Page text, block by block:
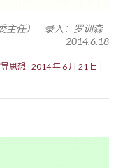
主任） 录入：罗训森
2014.6.18
思想 2014 年 6 月 21 日